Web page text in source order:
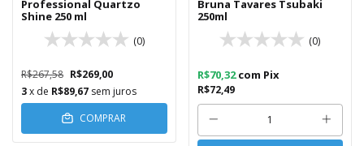
Professional Quartzo
Shine 250 ml
(0)
R$267,58 R$269,00
3x de R$89,67 sem juros
COMPRAR
Bruna Tavares Tsubaki
250ml
(0)
R$72,49
R$70,32com Pix